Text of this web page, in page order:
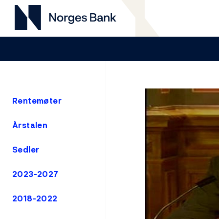
Rentemøter
Årstalen
Sedler
2023-2027
2018-2022